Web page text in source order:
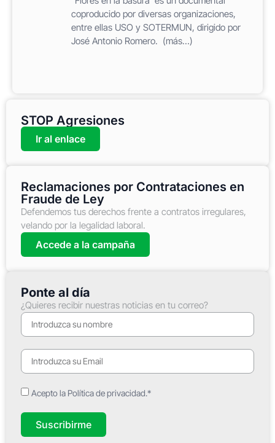
coproducido por diversas organizaciones,
entre ellas USO y SOTERMUN, dirigido por
José Antonio Romero. (más…)
STOP Agresiones
Ir al enlace
Reclamaciones por Contrataciones en
Fraude de Ley
Defendemos tus derechos frente a contratos irregulares,
velando por la legalidad laboral.
Accede a la campaña
Ponte al día
¿Quieres recibir nuestras noticias en tu correo?
Acepto la Política de privacidad.*
Suscribirme